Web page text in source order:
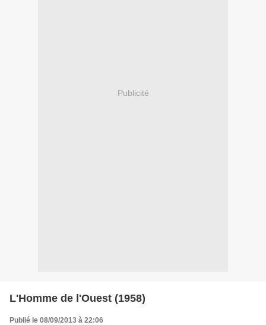
Publicité
L'Homme de l'Ouest (1958)
Publié le 08/09/2013 à 22:06